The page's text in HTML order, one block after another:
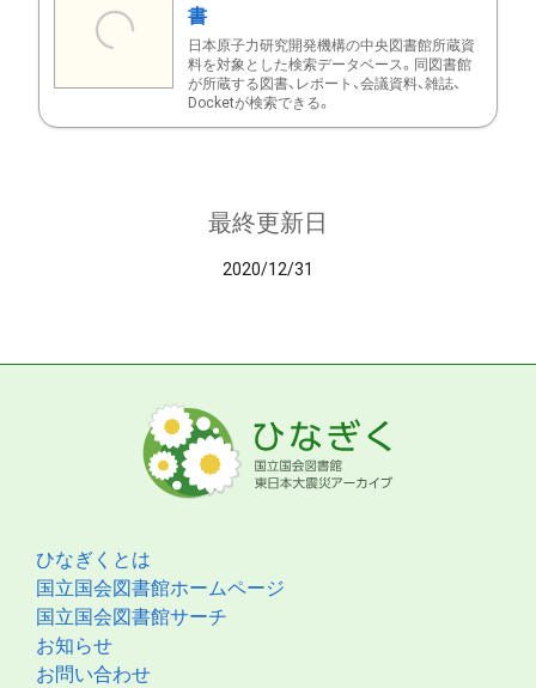
書
日本原子力研究開発機構の中央図書館所蔵資
料を対象とした検索データベース。同図書館
が所蔵する図書、レポート、会議資料、雑誌、
Docketが検索できる。
最終更新日
2020/12/31
ひなぎくとは
国立国会図書館ホームページ
国立国会図書館サーチ
お知らせ
お問い合わせ